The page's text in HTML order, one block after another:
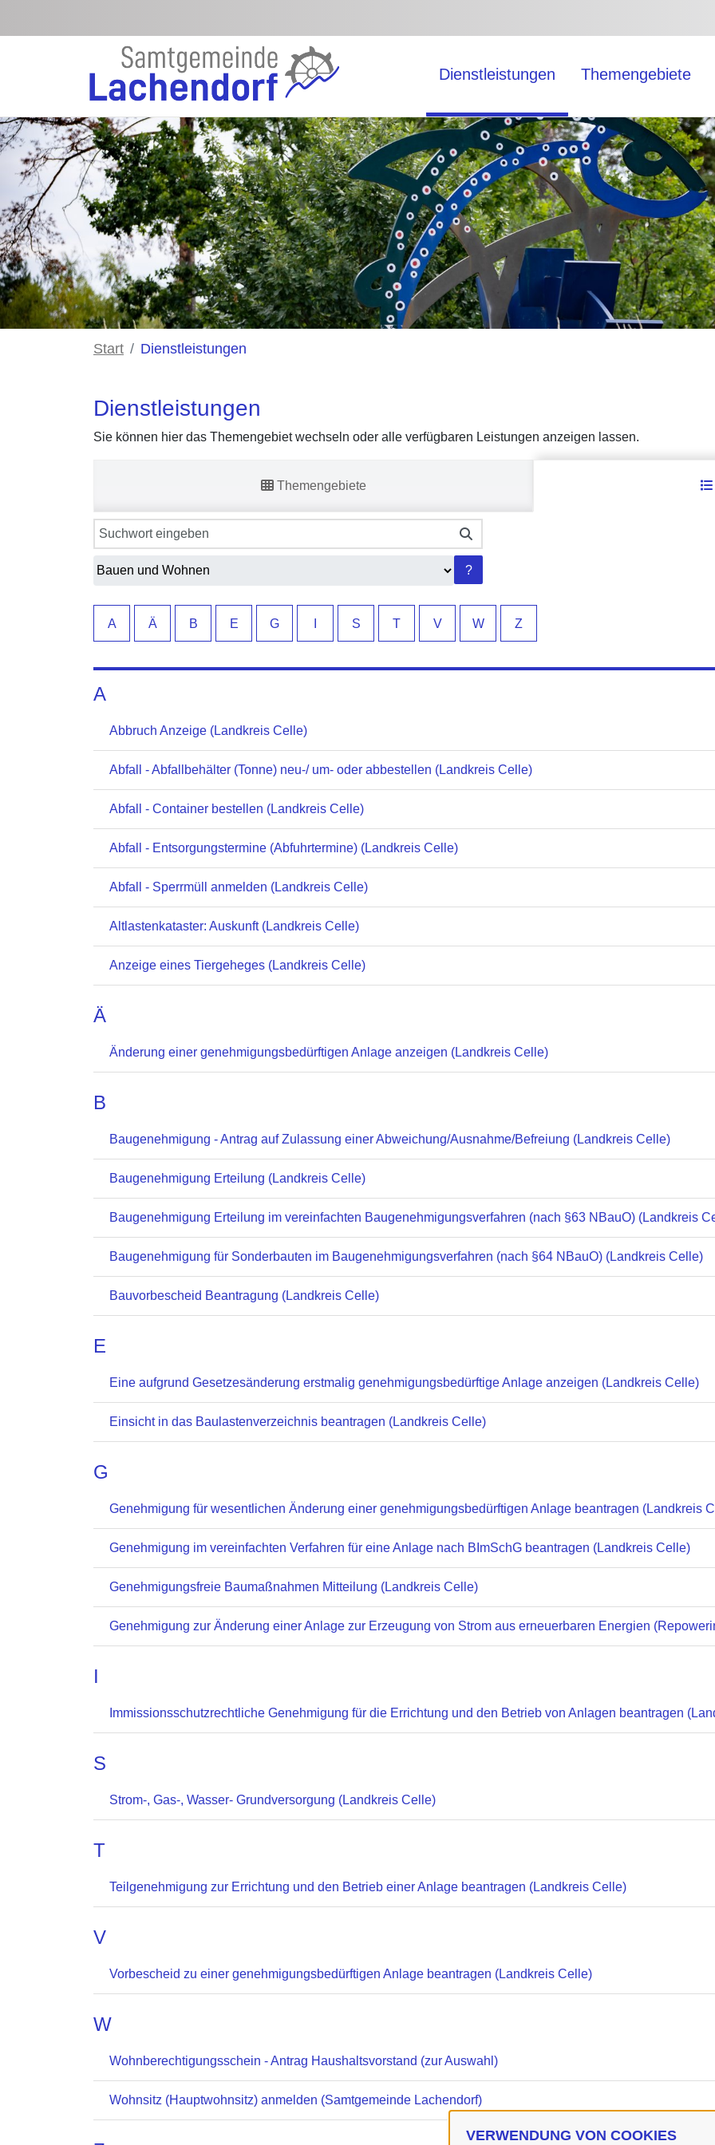
VERWENDUNG VON COOKIES
Dienstleistungen Themengebiete
Start Dienstleistungen
Dienstleistungen
Sie können hier das Themengebiet wechseln oder alle verfügbaren Leistungen anzeigen lassen.
Themengebiete
Sie können hier das Themengebiet wechseln oder alle verfügbaren Leistungen anzeigen lassen.
?
A Ä B E G S T V W Z
A
Abbruch Anzeige (Landkreis Celle)
Abfall - Abfallbehälter (Tonne) neu-/ um- oder abbestellen (Landkreis Celle)
Abfall - Container bestellen (Landkreis Celle)
Abfall - Entsorgungstermine (Abfuhrtermine) (Landkreis Celle)
Abfall - Sperrmüll anmelden (Landkreis Celle)
Altlastenkataster: Auskunft (Landkreis Celle)
Anzeige eines Tiergeheges (Landkreis Celle)
Ä
Änderung einer genehmigungsbedürftigen Anlage anzeigen (Landkreis Celle)
B
Baugenehmigung - Antrag auf Zulassung einer Abweichung/Ausnahme/Befreiung (Landkreis Celle)
Baugenehmigung Erteilung (Landkreis Celle)
Baugenehmigung Erteilung im vereinfachten Baugenehmigungsverfahren (nach §63 NBauO) (Landkreis
Baugenehmigung für Sonderbauten im Baugenehmigungsverfahren (nach §64 NBauO) (Landkreis Celle)
Bauvorbescheid Beantragung (Landkreis Celle)
E
Eine aufgrund Gesetzesänderung erstmalig genehmigungsbedürftige Anlage anzeigen (Landkreis Celle)
Einsicht in das Baulastenverzeichnis beantragen (Landkreis Celle)
G
Genehmigung für wesentlichen Änderung einer genehmigungsbedürftigen Anlage beantragen (Landkreis
Genehmigung im vereinfachten Verfahren für eine Anlage nach BImSchG beantragen (Landkreis Celle)
Genehmigungsfreie Baumaßnahmen Mitteilung (Landkreis Celle)
Genehmigung zur Änderung einer Anlage zur Erzeugung von Strom aus erneuerbaren Energien
I
Immissionsschutzrechtliche Genehmigung für die Errichtung und den Betrieb von Anlagen beantragen
S
Strom-, Gas-, Wasser- Grundversorgung (Landkreis Celle)
T
Teilgenehmigung zur Errichtung und den Betrieb einer Anlage beantragen (Landkreis Celle)
V
Vorbescheid zu einer genehmigungsbedürftigen Anlage beantragen (Landkreis Celle)
W
Wohnberechtigungsschein - Antrag Haushaltsvorstand (zur Auswahl)
Wohnsitz (Hauptwohnsitz) anmelden (Samtgemeinde Lachendorf)